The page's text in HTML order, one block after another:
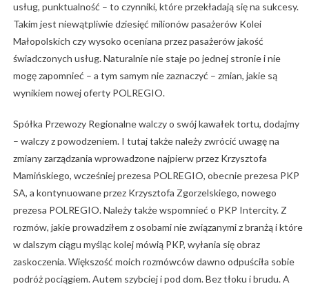
usług, punktualność – to czynniki, które przekładają się na sukcesy.
Takim jest niewątpliwie dziesięć milionów pasażerów Kolei
Małopolskich czy wysoko oceniana przez pasażerów jakość
świadczonych usług. Naturalnie nie staje po jednej stronie i nie
mogę zapomnieć – a tym samym nie zaznaczyć – zmian, jakie są
wynikiem nowej oferty POLREGIO.
Spółka Przewozy Regionalne walczy o swój kawałek tortu, dodajmy
– walczy z powodzeniem. I tutaj także należy zwrócić uwagę na
zmiany zarządzania wprowadzone najpierw przez Krzysztofa
Mamińskiego, wcześniej prezesa POLREGIO, obecnie prezesa PKP
SA, a kontynuowane przez Krzysztofa Zgorzelskiego, nowego
prezesa POLREGIO. Należy także wspomnieć o PKP Intercity. Z
rozmów, jakie prowadziłem z osobami nie związanymi z branżą i które
w dalszym ciągu myśląc kolej mówią PKP, wyłania się obraz
zaskoczenia. Większość moich rozmówców dawno odpuściła sobie
podróż pociągiem. Autem szybciej i pod dom. Bez tłoku i brudu. A